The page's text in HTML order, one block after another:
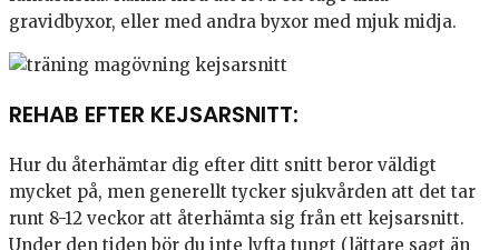
gravidbyxor, eller med andra byxor med mjuk midja.
REHAB EFTER KEJSARSNITT:
Hur du återhämtar dig efter ditt snitt beror väldigt
mycket på, men generellt tycker sjukvården att det tar
runt 8-12 veckor att återhämta sig från ett kejsarsnitt.
Under den tiden bör du inte lyfta tungt (lättare sagt än